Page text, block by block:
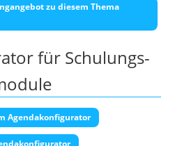
zu diesem Thema
für Schulungs-
Agendakonfigurator